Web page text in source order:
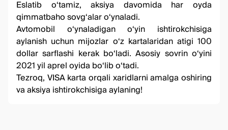
Eslatib o‘tamiz, aksiya davomida har oyda
qimmatbaho sovg‘alar o‘ynaladi.
Avtomobil o‘ynaladigan o‘yin ishtirokchisiga
aylanish uchun mijozlar o‘z kartalaridan atigi 100
dollar sarflashi kerak bo‘ladi. Asosiy sovrin o‘yini
2021 yil aprel oyida bo‘lib o‘tadi.
Tezroq, VISA karta orqali xaridlarni amalga oshiring
va aksiya ishtirokchisiga aylaning!